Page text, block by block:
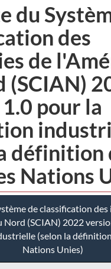
du
des
de
(SCIAN)
pour la
définition
Nations
de classification
Nord (SCIAN) 2022
(selon la
Nations Unies)